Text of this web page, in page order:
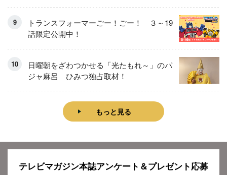
トランスフォーマーごー！ごー！ ３～19
話限定公開中！
日曜朝をざわつかせる「光たもれ～」のパ
ジャ麻呂 ひみつ独占取材！
もっと見る
テレビマガジン本誌アンケート＆プレゼント応募